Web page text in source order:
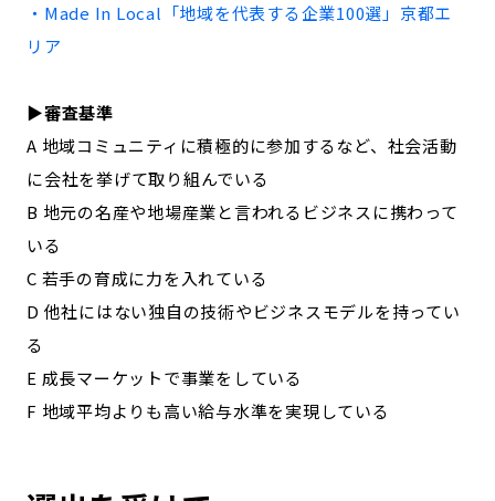
お問い合わせ
・Made In Local「地域を代表する企業100選」 京都エ
リア
▶︎審査基準
A 地域コミュニティに積極的に参加するなど、社会活動
に会社を挙げて取り組んでいる
B 地元の名産や地場産業と言われるビジネスに携わって
いる
C 若手の育成に力を入れている
D 他社にはない独自の技術やビジネスモデルを持ってい
る
E 成長マーケットで事業をしている
F 地域平均よりも高い給与水準を実現している